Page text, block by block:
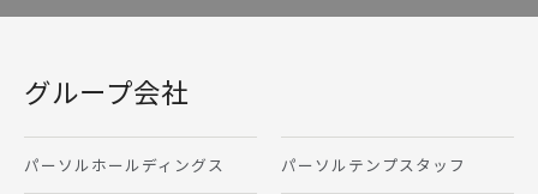
グループ会社
パーソルホールディングス
パーソルテンプスタッフ